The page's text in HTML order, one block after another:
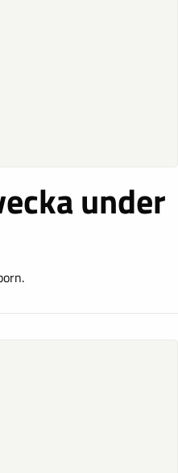
under